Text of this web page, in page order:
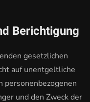
Berichtigung
gesetzlichen
auf unentgeltliche
personenbezogenen
und den Zweck der